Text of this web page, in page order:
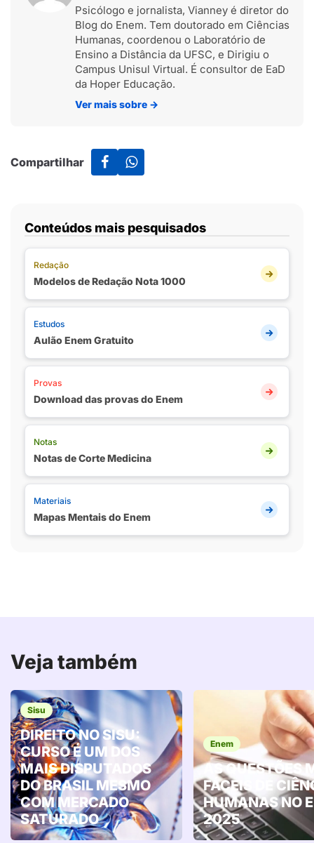
Psicólogo e jornalista, Vianney é diretor do
Blog do Enem. Tem doutorado em Ciências
Humanas, coordenou o Laboratório de
Ensino a Distância da UFSC, e Dirigiu o
Campus Unisul Virtual. É consultor de EaD
da Hoper Educação.
Ver mais sobre →
Compartilhar
Conteúdos mais pesquisados
Redação
Modelos de Redação Nota 1000
Estudos
Aulão Enem Gratuito
Provas
Download das provas do Enem
Notas
Notas de Corte Medicina
Materiais
Mapas Mentais do Enem
Veja também
Sisu
DIREITO NO SISU:
CURSO É UM DOS
MAIS DISPUTADOS
DO BRASIL MESMO
COM MERCADO
SATURADO
Enem
AS QUESTÕES
FÁCEIS DE
HUMANAS NO
2025